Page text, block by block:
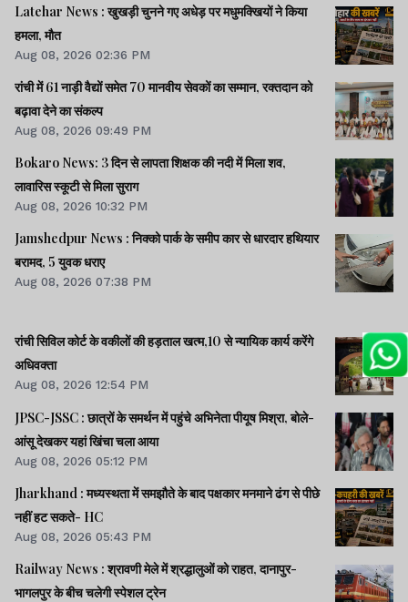
Latehar News : खुखड़ी चुनने गए अधेड़ पर मधुमक्खियों ने किया
हमला, मौत
Aug 08, 2026 02:36 PM
रांची में 61 नाड़ी वैद्यों समेत 70 मानवीय सेवकों का सम्मान, रक्तदान को
बढ़ावा देने का संकल्प
Aug 08, 2026 09:49 PM
Bokaro News: 3 दिन से लापता शिक्षक की नदी में मिला शव,
लावारिस स्कूटी से मिला सुराग
Aug 08, 2026 10:32 PM
Jamshedpur News : निक्को पार्क के समीप कार से धारदार हथियार
बरामद, 5 युवक धराए
Aug 08, 2026 07:38 PM
रांची सिविल कोर्ट के वकीलों की हड़ताल खत्म,10 से न्यायिक कार्य करेंगे
अधिवक्ता
Aug 08, 2026 12:54 PM
JPSC-JSSC : छात्रों के समर्थन में पहुंचे अभिनेता पीयूष मिश्रा, बोले-
आंसू देखकर यहां खिंचा चला आया
Aug 08, 2026 05:12 PM
Jharkhand : मध्यस्थता में समझौते के बाद पक्षकार मनमाने ढंग से पीछे
नहीं हट सकते- HC
Aug 08, 2026 05:43 PM
Railway News : श्रावणी मेले में श्रद्धालुओं को राहत, दानापुर-
भागलपुर के बीच चलेगी स्पेशल ट्रेन